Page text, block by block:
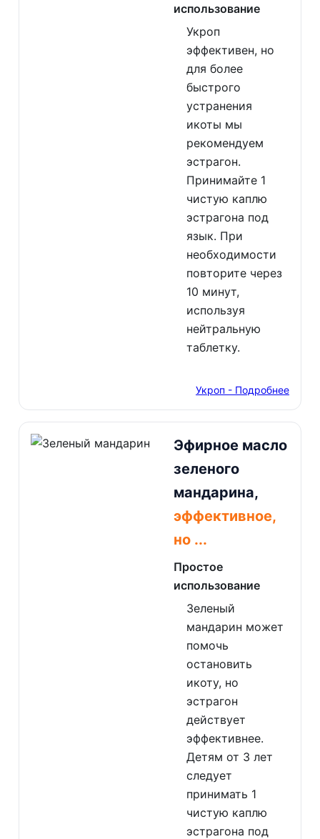
использование
Укроп
эффективен, но
для более
быстрого
устранения
икоты мы
рекомендуем
эстрагон.
Принимайте 1
чистую каплю
эстрагона под
язык. При
необходимости
повторите через
10 минут,
используя
нейтральную
таблетку.
Укроп - Подробнее
Эфирное масло
зеленого
мандарина,
эффективное,
но ...
Простое
использование
Зеленый
мандарин может
помочь
остановить
икоту, но
эстрагон
действует
эффективнее.
Детям от 3 лет
следует
принимать 1
чистую каплю
эстрагона под